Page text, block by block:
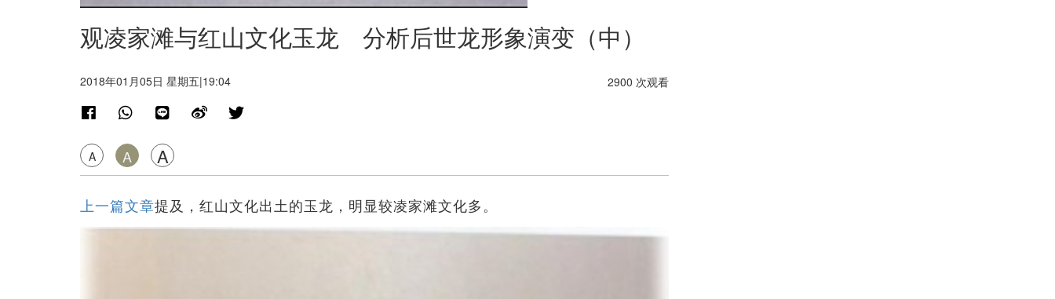
观凌家滩与红山文化玉龙 分析后世龙形象演变（中）
2018年01月05日 星期五|19:04
A A A
2900 次观看
上一篇文章提及，红山文化出土的玉龙，明显较凌家滩文化多。